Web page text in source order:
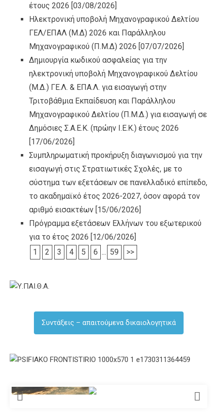
έτους 2026 [03/08/2026]
Ηλεκτρονική υποβολή Μηχανογραφικού Δελτίου
ΓΕΛ/ΕΠΑΛ (Μ.Δ) 2026 και Παράλληλου
Μηχανογραφικού (Π.Μ.Δ) 2026 [07/07/2026]
Δημιουργία κωδικού ασφαλείας για την
ηλεκτρονική υποβολή Μηχανογραφικού Δελτίου
(Μ.Δ.) ΓΕ.Λ. & ΕΠΑ.Λ. για εισαγωγή στην
Τριτοβάθμια Εκπαίδευση και Παράλληλου
Μηχανογραφικού Δελτίου (Π.Μ.Δ.) για εισαγωγή σε
Δημόσιες Σ.Α.Ε.Κ. (πρώην Ι.Ε.Κ.) έτους 2026
[17/06/2026]
Συμπληρωματική προκήρυξη διαγωνισμού για την
εισαγωγή στις Στρατιωτικές Σχολές, με το
σύστημα των εξετάσεων σε πανελλαδικό επίπεδο,
το ακαδημαϊκό έτος 2026-2027, όσον αφορά τον
αριθμό εισακτέων [15/06/2026]
Πρόγραμμα εξετάσεων Ελλήνων του εξωτερικού
για το έτος 2026 [12/06/2026]
1
2 3 4 5 6 ... 59 >>
Συντάξεις – απαιτούμενα δικαιολογητικά